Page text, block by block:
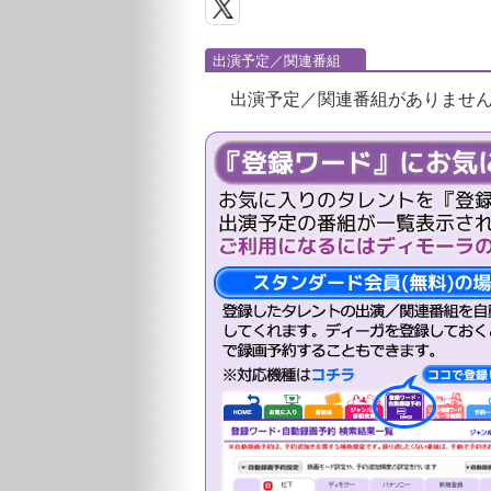
出演予定／関連番組
出演予定／関連番組がありませ